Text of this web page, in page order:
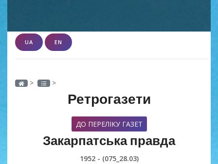
UA EN
> >
Ретрогазети
ДО ПЕРЕЛІКУ ГАЗЕТ
Закарпатська правда
1952 - (075_28.03)